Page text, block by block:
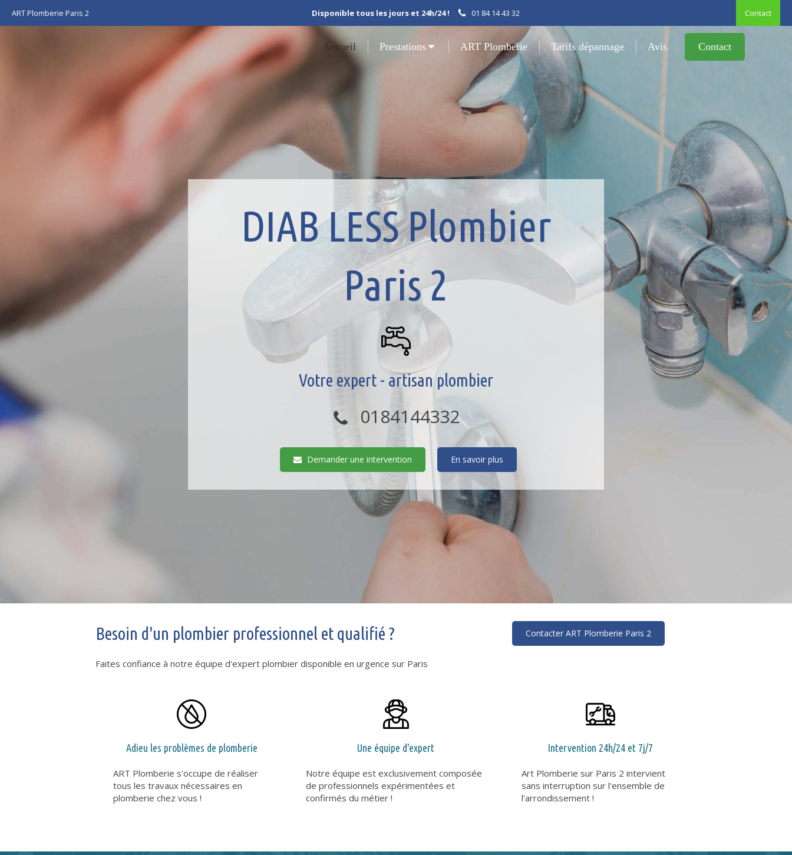
ART Plomberie Paris 2 Disponible tous les jours et 24h/24 ! 01 84 14 43 32 Contact
Accueil Prestations ART Plomberie Tarifs dépannage Avis Contact
DIAB LESS Plombier
Paris 2
Votre expert - artisan plombier
0184144332
Demander une intervention En savoir plus
Besoin d'un plombier professionnel et qualifié ?
Faites confiance à notre équipe d'expert plombier disponible en urgence sur Paris
Contacter ART Plomberie Paris 2
Adieu les problèmes de plomberie
ART Plomberie s'occupe de réaliser
tous les travaux nécessaires en
plomberie chez vous !
Une équipe d'expert
Notre équipe est exclusivement composée
de professionnels expérimentées et
confirmés du métier !
Intervention 24h/24 et 7j/7
Art Plomberie sur Paris 2 intervient
sans interruption sur l'ensemble de
l'arrondissement !